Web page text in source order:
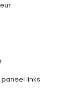
links